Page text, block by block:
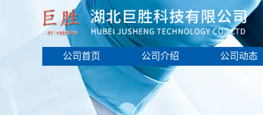
公司首页 公司介绍 公司动态